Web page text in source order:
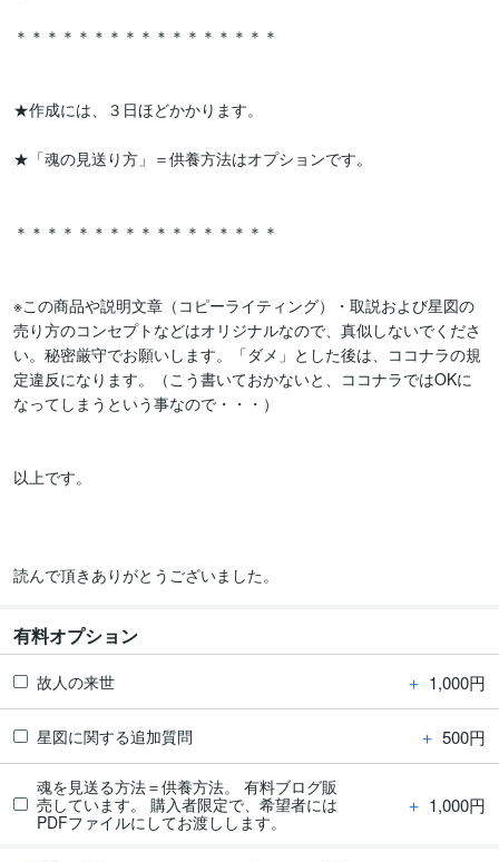
＊＊＊＊＊＊＊＊＊＊＊＊＊＊＊＊＊
★作成には、３日ほどかかります。
★「魂の見送り方」＝供養方法はオプションです。
＊＊＊＊＊＊＊＊＊＊＊＊＊＊＊＊＊
※この商品や説明文章（コピーライティング）・取説および星図の
売り方のコンセプトなどはオリジナルなので、真似しないでくださ
い。秘密厳守でお願いします。「ダメ」とした後は、ココナラの規
定違反になります。（こう書いておかないと、ココナラではOKに
なってしまうという事なので・・・）
以上です。
読んで頂きありがとうございました。
有料オプション
故人の来世 ＋ 1,000円
星図に関する追加質問 ＋ 500円
魂を見送る方法＝供養方法。 有料ブログ販
売しています。 購入者限定で、希望者には
PDFファイルにしてお渡しします。
＋ 1,000円